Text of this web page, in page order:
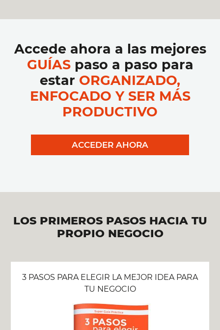
Accede ahora a las mejores
GUÍASpaso a paso para
estar ORGANIZADO,
ENFOCADO Y SER MÁS
PRODUCTIVO
ACCEDER AHORA
LOS PRIMEROS PASOS HACIA TU
PROPIO NEGOCIO
3 PASOS PARA ELEGIR LA MEJOR IDEA PARA
TU NEGOCIO